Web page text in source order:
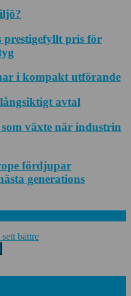
prestigefyllt pris för
i kompakt utförande
avtal
växte när industrin
fördjupar
generations
bättre